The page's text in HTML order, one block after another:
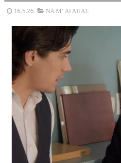
16.5.26 ΝΑ Μ' ΑΓΑΠΑΣ